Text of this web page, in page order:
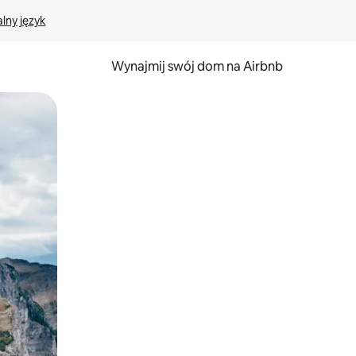
język
Wynajmij swój dom na Airbnb
pomocą gestów dotykowych lub przesuwania.